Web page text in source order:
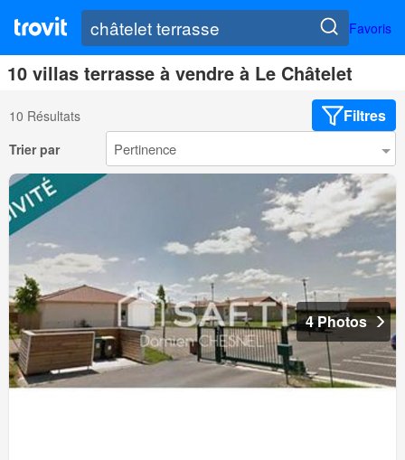
Favoris
10 villas terrasse à vendre à Le Châtelet
10 Résultats Filtres
Trier par
4 Photos